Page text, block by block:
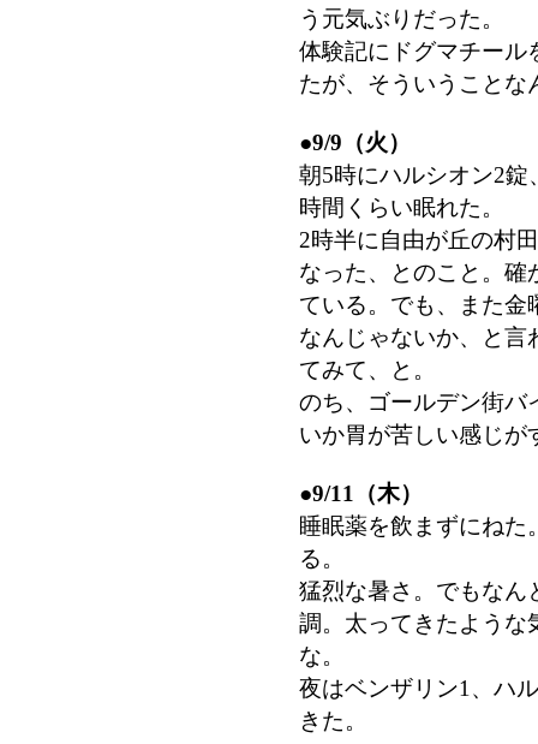
う元気ぶりだった。
体験記にドグマチール
たが、そういうことな
●9/9（火）
朝5時にハルシオン2
時間くらい眠れた。
2時半に自由が丘の村
なった、とのこと。確
ている。でも、また金
なんじゃないか、と言
てみて、と。
のち、ゴールデン街バ
いか胃が苦しい感じが
●9/11（木）
睡眠薬を飲まずにね
る。
猛烈な暑さ。でもなん
調。太ってきたような
な。
夜はベンザリン1、ハ
きた。